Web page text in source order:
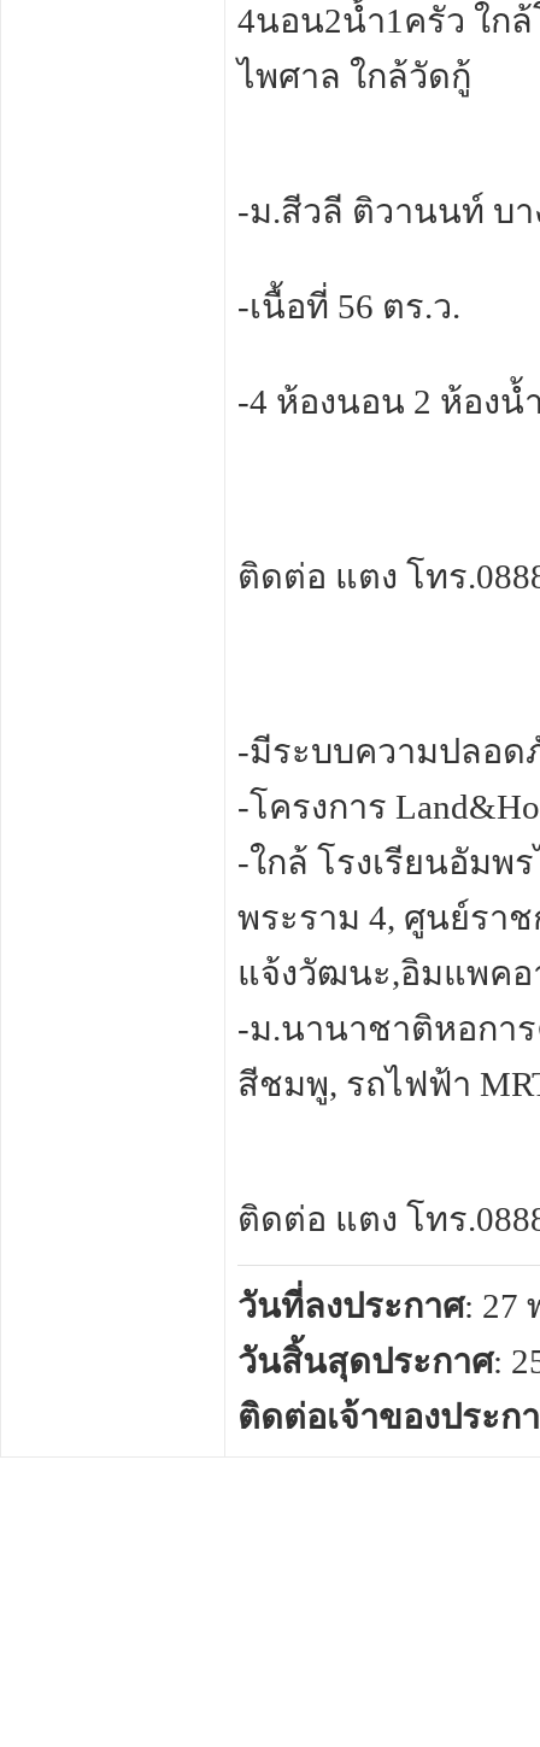
4นอน2น้ำ1ครัว ใก
ไพศาล ใกล้วัดกู้
-ม.สีวลี ติวานนท์ บา
-เนื้อที่ 56 ตร.ว.
-4 ห้องนอน 2 ห้องน้
ติดต่อ แตง โทร
-มีระบบความปลอด
-โครงการ
-ใกล้ โรงเรียนอัมพ
พระราม 4, ศูนย์รา
แจ้งวัฒนะ,อิมแพคอ
-ม.นานาชาติหอการ
สีชมพู, รถไฟฟ้า
ติดต่อ แตง โทร
วันที่ลงประกาศ: 27
วันสิ้นสุดประกาศ:
ติดต่อเจ้าของประก